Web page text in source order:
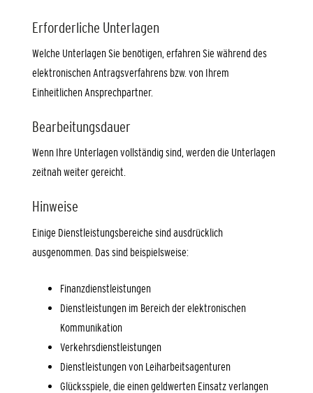
Erforderliche Unterlagen
Welche Unterlagen Sie benötigen, erfahren Sie während des
elektronischen Antragsverfahrens bzw. von Ihrem
Einheitlichen Ansprechpartner.
Bearbeitungsdauer
Wenn Ihre Unterlagen vollständig sind, werden die Unterlagen
zeitnah weiter gereicht.
Hinweise
Einige Dienstleistungsbereiche sind ausdrücklich
ausgenommen. Das sind beispielsweise:
Finanzdienstleistungen
Dienstleistungen im Bereich der elektronischen
Kommunikation
Verkehrsdienstleistungen
Dienstleistungen von Leiharbeitsagenturen
Glücksspiele, die einen geldwerten Einsatz verlangen